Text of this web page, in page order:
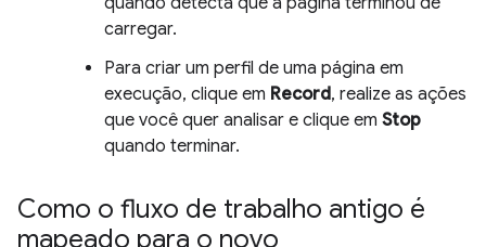
carregar.
Para criar um perfil de uma página em
execução, clique em Record, realize as ações
que você quer analisar e clique em Stop
quando terminar.
Como o fluxo de trabalho antigo é
mapeado para o novo